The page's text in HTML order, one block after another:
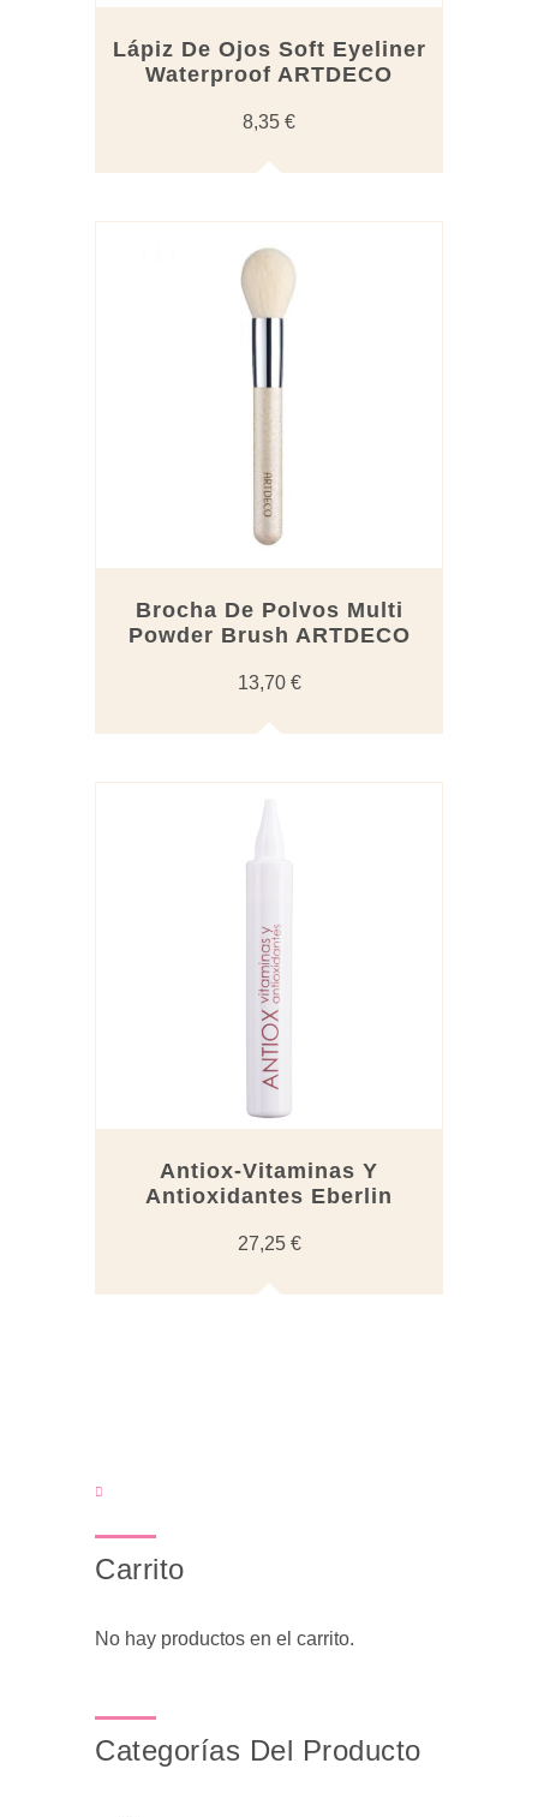
Lápiz De Ojos Soft Eyeliner
Waterproof ARTDECO
8,35 €
Brocha De Polvos Multi
Powder Brush ARTDECO
13,70 €
Antiox-Vitaminas Y
Antioxidantes Eberlin
27,25 €
Carrito
No hay productos en el carrito.
Categorías Del Producto